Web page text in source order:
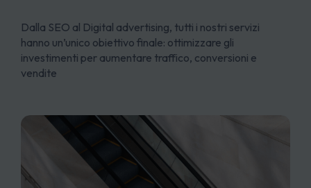
Dalla SEO al Digital advertising, tutti i nostri servizi
hanno un’unico obiettivo finale: ottimizzare gli
investimenti per aumentare traffico, conversioni e
vendite